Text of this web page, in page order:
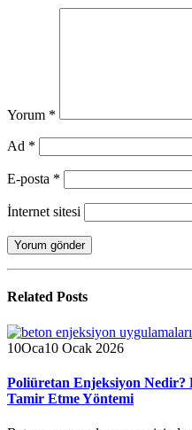
Yorum *
Ad *
E-posta *
İnternet sitesi
Related Posts
10Oca10 Ocak 2026
Poliüretan Enjeksiyon Nedir?
Tamir Etme Yöntemi